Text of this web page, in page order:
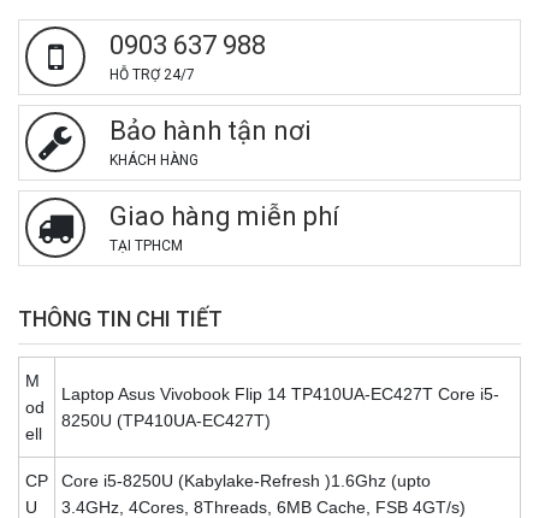
0903 637 988
HỖ TRỢ 24/7
Bảo hành tận nơi
KHÁCH HÀNG
Giao hàng miễn phí
TẠI TPHCM
THÔNG TIN CHI TIẾT
M
od
ell
Laptop Asus Vivobook Flip 14 TP410UA-EC427T Core i5-
8250U (TP410UA-EC427T)
CP
U
Core i5-8250U (Kabylake-Refresh )1.6Ghz (upto
3.4GHz, 4Cores, 8Threads, 6MB Cache, FSB 4GT/s)